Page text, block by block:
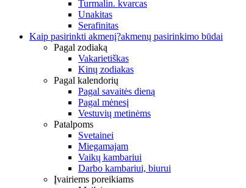
Turmalin. kvarcas
Unakitas
Serafinitas
Kaip pasirinkti akmenį?akmenų pasirinkimo būdai
Pagal zodiaką
Vakarietiškas
Kinų zodiakas
Pagal kalendorių
Pagal savaitės dieną
Pagal mėnesį
Vestuvių metinėms
Patalpoms
Svetainei
Miegamajam
Vaikų kambariui
Darbo kambariui, biurui
Įvairiems poreikiams